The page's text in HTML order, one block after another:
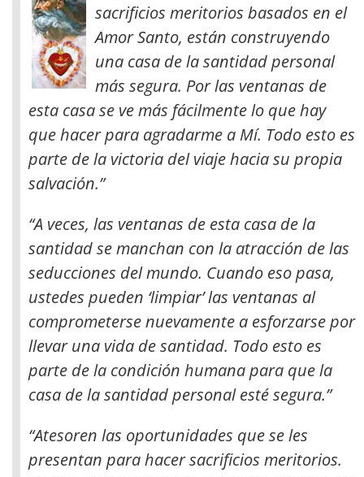
sacrificios meritorios basados en el
Amor Santo, están construyendo
una casa de la santidad personal
más segura. Por las ventanas de
esta casa se ve más fácilmente lo que hay
que hacer para agradarme a Mí. Todo esto es
parte de la victoria del viaje hacia su propia
salvación.”
“A veces, las ventanas de esta casa de la
santidad se manchan con la atracción de las
seducciones del mundo. Cuando eso pasa,
ustedes pueden ‘limpiar’ las ventanas al
comprometerse nuevamente a esforzarse por
llevar una vida de santidad. Todo esto es
parte de la condición humana para que la
casa de la santidad personal esté segura.”
“Atesoren las oportunidades que se les
presentan para hacer sacrificios meritorios.